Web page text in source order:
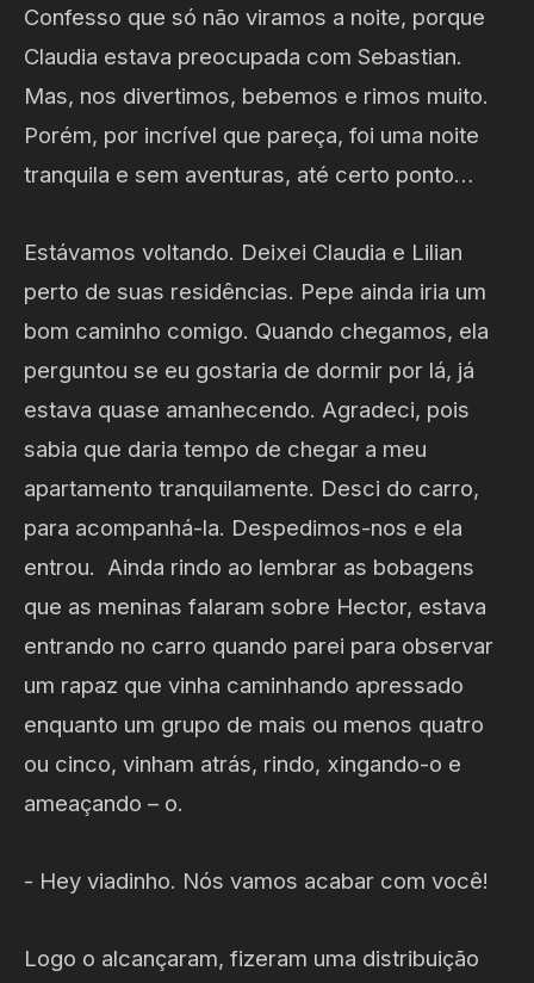
Confesso que só não viramos a noite, porque
Claudia estava preocupada com Sebastian.
Mas, nos divertimos, bebemos e rimos muito.
Porém, por incrível que pareça, foi uma noite
tranquila e sem aventuras, até certo ponto…
Estávamos voltando. Deixei Claudia e Lilian
perto de suas residências. Pepe ainda iria um
bom caminho comigo. Quando chegamos, ela
perguntou se eu gostaria de dormir por lá, já
estava quase amanhecendo. Agradeci, pois
sabia que daria tempo de chegar a meu
apartamento tranquilamente. Desci do carro,
para acompanhá-la. Despedimos-nos e ela
entrou. Ainda rindo ao lembrar as bobagens
que as meninas falaram sobre Hector, estava
entrando no carro quando parei para observar
um rapaz que vinha caminhando apressado
enquanto um grupo de mais ou menos quatro
ou cinco, vinham atrás, rindo, xingando-o e
ameaçando – o.
- Hey viadinho. Nós vamos acabar com você!
Logo o alcançaram, fizeram uma distribuição